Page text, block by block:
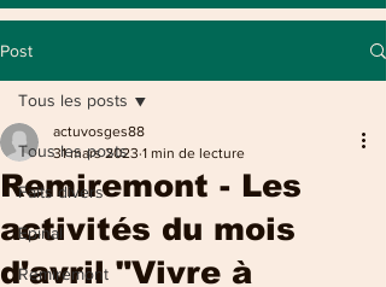
Post
Tous les posts
Faits divers
Epinal
Remiremont
Tous les posts
Remiremont - Les
activités du mois
d'avril "Vivre à
actuvosges88
31 mars 2023 1 min de lecture